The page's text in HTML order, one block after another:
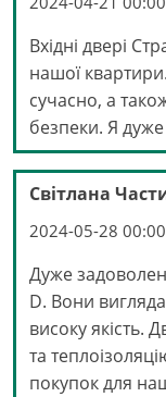
Вхідні двері
нашої
сучасно, а
безпеки. Я дуже
Світлана
2024-05-28
Дуже
D. Вони
високу якість.
та
покупок для